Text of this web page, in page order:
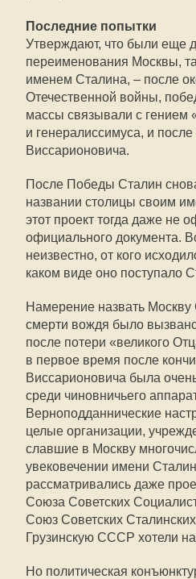
Последние попытки
Утверждают, что были еще
переименования Москвы,
именем Сталина, – после
Отечественной войны,
массы связывали с гением
и генералиссимуса, и
Виссарионовича.
После Победы Сталин
названии столицы своим
этот проект тогда даже не
официального документа.
неизвестно, от кого
каком виде оно поступало
Намерение назвать
смерти вождя было
после потери «великого
в первое время после
Виссарионовича была
среди чиновничьего
Верноподданнические
целые организации,
славшие в Москву
увековечении имени
рассматривались даже
Союза Советских
Союз Советских
Грузинскую СССР хотели
Но политическая